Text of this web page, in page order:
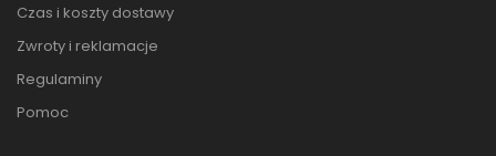
Czas i koszty dostawy
Zwroty i reklamacje
Regulaminy
Pomoc